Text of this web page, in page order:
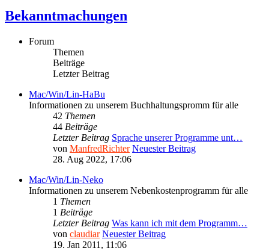
Bekanntmachungen
Forum
Themen
Beiträge
Letzter Beitrag
Mac/Win/Lin-HaBu
Informationen zu unserem Buchhaltungspromm für alle
42 Themen
44 Beiträge
Letzter Beitrag Sprache unserer Programme unt…
von ManfredRichter Neuester Beitrag
28. Aug 2022, 17:06
Mac/Win/Lin-Neko
Informationen zu unserem Nebenkostenprogramm für alle
1 Themen
1 Beiträge
Letzter Beitrag Was kann ich mit dem Programm…
von claudiar Neuester Beitrag
19. Jan 2011, 11:06